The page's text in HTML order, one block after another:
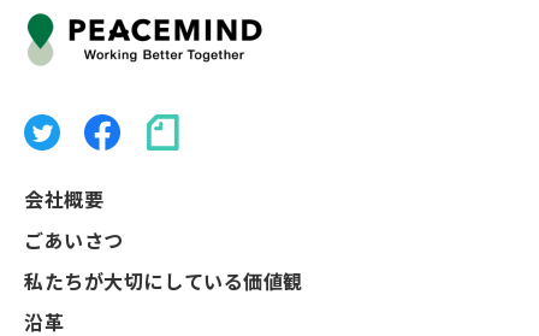
会社概要
ごあいさつ
私たちが大切にしている価値観
沿革